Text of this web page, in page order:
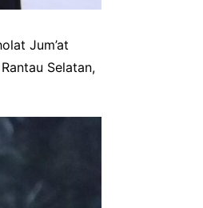
Jum’at
Selatan,